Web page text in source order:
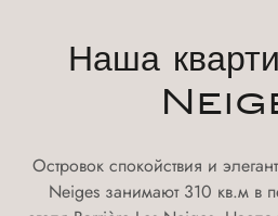
Наша
Островок спокойствия и
Neiges занимают 310 кв.м в